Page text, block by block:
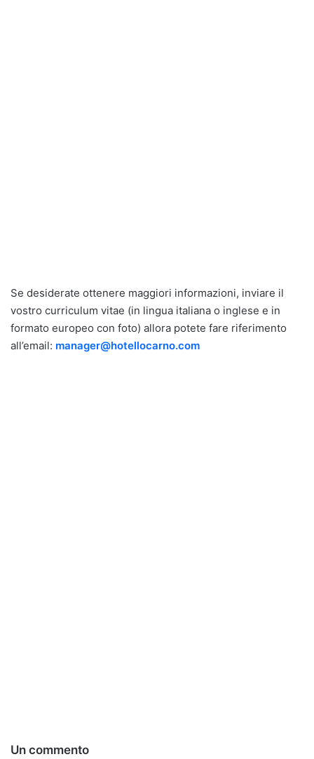
Se desiderate ottenere maggiori informazioni, inviare il
vostro curriculum vitae (in lingua italiana o inglese e in
formato europeo con foto) allora potete fare riferimento
all’email: manager@hotellocarno.com
Un commento